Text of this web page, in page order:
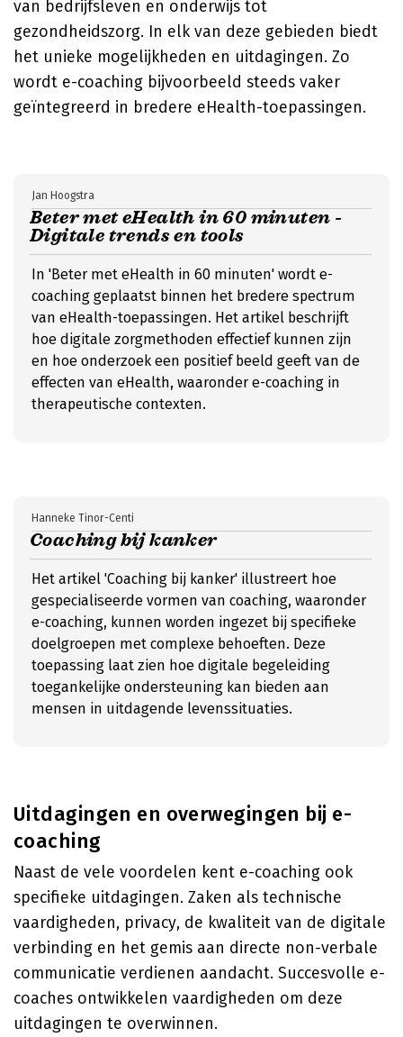
van bedrijfsleven en onderwijs tot
gezondheidszorg. In elk van deze gebieden biedt
het unieke mogelijkheden en uitdagingen. Zo
wordt e-coaching bijvoorbeeld steeds vaker
geïntegreerd in bredere eHealth-toepassingen.
Beter met eHealth in 60 minuten -
Digitale trends en tools
Jan Hoogstra
In 'Beter met eHealth in 60 minuten' wordt e-
coaching geplaatst binnen het bredere spectrum
van eHealth-toepassingen. Het artikel beschrijft
hoe digitale zorgmethoden effectief kunnen zijn
en hoe onderzoek een positief beeld geeft van de
effecten van eHealth, waaronder e-coaching in
therapeutische contexten.
Coaching bij kanker
Hanneke Tinor-Centi
Het artikel 'Coaching bij kanker' illustreert hoe
gespecialiseerde vormen van coaching, waaronder
e-coaching, kunnen worden ingezet bij specifieke
doelgroepen met complexe behoeften. Deze
toepassing laat zien hoe digitale begeleiding
toegankelijke ondersteuning kan bieden aan
mensen in uitdagende levenssituaties.
Uitdagingen en overwegingen bij e-
coaching
Naast de vele voordelen kent e-coaching ook
specifieke uitdagingen. Zaken als technische
vaardigheden, privacy, de kwaliteit van de digitale
verbinding en het gemis aan directe non-verbale
communicatie verdienen aandacht. Succesvolle e-
coaches ontwikkelen vaardigheden om deze
uitdagingen te overwinnen.